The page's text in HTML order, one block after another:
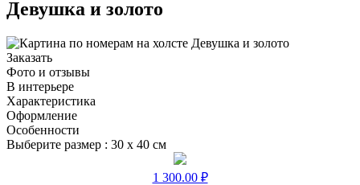
Девушка и золото
Заказать
Фото и отзывы
В интерьере
Характеристика
Оформление
Особенности
Выберите размер : 30 х 40 см
1 300.00 ₽